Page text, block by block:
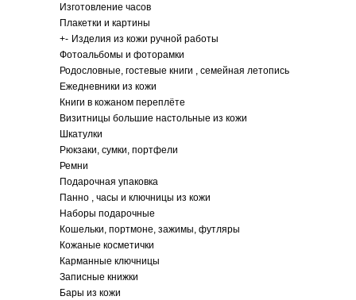
Изготовление часов
Плакетки и картины
+- Изделия из кожи ручной работы
Фотоальбомы и фоторамки
Родословные, гостевые книги , семейная летопись
Ежедневники из кожи
Книги в кожаном переплёте
Визитницы большие настольные из кожи
Шкатулки
Рюкзаки, сумки, портфели
Ремни
Подарочная упаковка
Панно , часы и ключницы из кожи
Наборы подарочные
Кошельки, портмоне, зажимы, футляры
Кожаные косметички
Карманные ключницы
Записные книжки
Бары из кожи